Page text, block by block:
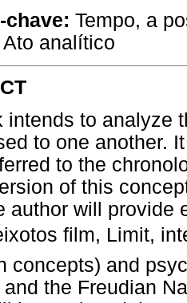
chave: Tempo, a
analítico
intends to analyze
to one another.
to the
of this
author will provide
film, Limit,
concepts) and
the Freudian